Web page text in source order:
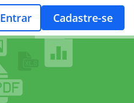
Entrar Cadastre-se